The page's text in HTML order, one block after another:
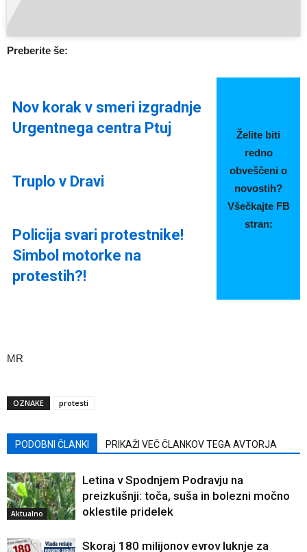
Preberite še:
Nov korak v smeri izgradnje
Urgentnega centra Ptuj
Želite biti
redno
obveščeni o
novostih?
Všečkajte FB
stran:
Truplo v Dravi
Policija svari protestnike!
Simbol motorke na
protestih?!
MR
OZNAKE protesti
PODOBNI ČLANKI PRIKAŽI VEČ ČLANKOV TEGA AVTORJA
Aktualno
Letina v Spodnjem Podravju na
preizkušnji: toča, suša in bolezni močno
oklestile pridelek
Skoraj 180 milijonov evrov luknje za